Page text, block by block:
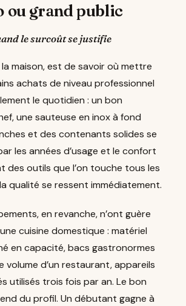
ou grand public
le surcoût se justifie
la maison, est de savoir où mettre
achats de niveau professionnel
le quotidien : un bon
une sauteuse en inox à fond
et des contenants solides se
les années d’usage et le confort
des outils que l’on touche tous les
qualité se ressent immédiatement.
en revanche, n’ont guère
cuisine domestique : matériel
en capacité, bacs gastronormes
volume d’un restaurant, appareils
utilisés trois fois par an. Le bon
du profil. Un débutant gagne à